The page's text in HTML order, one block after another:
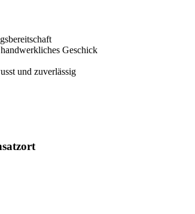
Geschick
und zuverlässig